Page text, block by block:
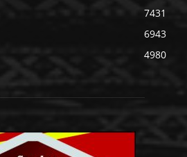
7431
6943
4980